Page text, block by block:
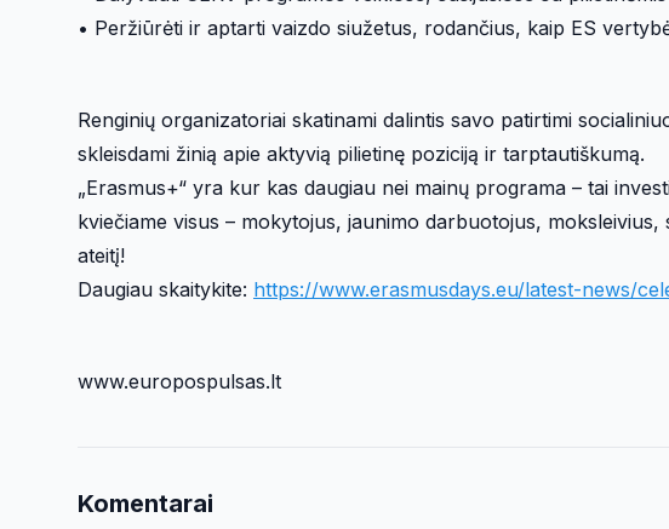
• Peržiūrėti ir aptarti vaizdo siužetus, rodančius, kaip ES
Renginių organizatoriai skatinami dalintis savo patirtimi
skleisdami žinią apie aktyvią pilietinę poziciją ir tarptautiškumą.
„Erasmus+“ yra kur kas daugiau nei mainų programa – tai
kviečiame visus – mokytojus, jaunimo darbuotojus,
ateitį!
Daugiau skaitykite: https://www.erasmusdays.eu/latest-news/
www.europospulsas.lt
Komentarai